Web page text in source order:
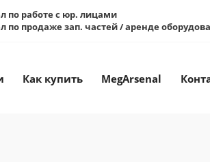
по работе с юр. лицами
по продаже зап. частей / аренде
Как купить MegArsenal